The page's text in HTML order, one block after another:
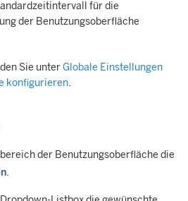
für die
der Benutzungsoberfläche
Sie unterGlobale Einstellungen
konfigurieren.
der Benutzungsoberfläche die
.